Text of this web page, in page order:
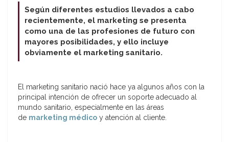
Según diferentes estudios llevados a cabo
recientemente, el marketing se presenta
como una de las profesiones de futuro con
mayores posibilidades, y ello incluye
obviamente el marketing sanitario.
El marketing sanitario nació hace ya algunos años con la
principal intención de ofrecer un soporte adecuado al
mundo sanitario, especialmente en las áreas
de marketing médico y atención al cliente.